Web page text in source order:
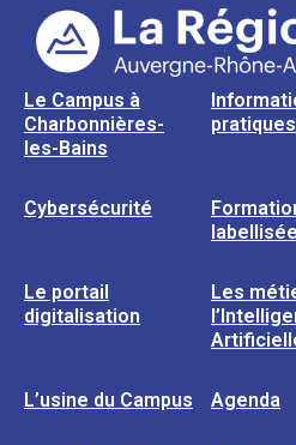
Le Campus à
Charbonnières-
les-Bains
pratiques
Cybersécurité
Le portail
digitalisation
Les
L’usine du Campus Agenda